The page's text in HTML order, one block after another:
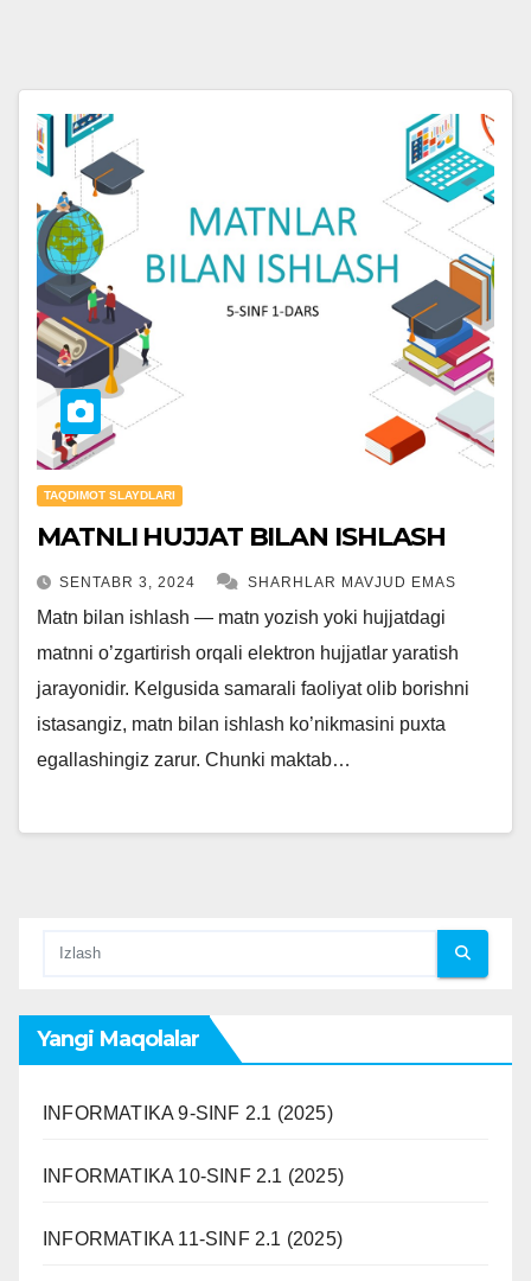
TAQDIMOT SLAYDLARI
MATNLI HUJJAT BILAN ISHLASH
SENTABR 3, 2024 SHARHLAR MAVJUD EMAS
Matn bilan ishlash — matn yozish yoki hujjatdagi
matnni o’zgartirish orqali elektron hujjatlar yaratish
jarayonidir. Kelgusida samarali faoliyat olib borishni
istasangiz, matn bilan ishlash ko’nikmasini puxta
egallashingiz zarur. Chunki maktab…
Yangi Maqolalar
INFORMATIKA 9-SINF 2.1 (2025)
INFORMATIKA 10-SINF 2.1 (2025)
INFORMATIKA 11-SINF 2.1 (2025)